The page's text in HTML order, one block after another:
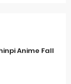
Anime Fall